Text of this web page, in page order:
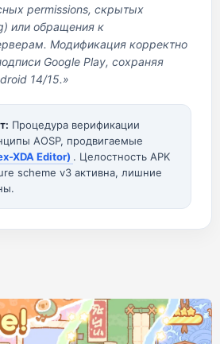
permissions, скрытых
или обращения к
Модификация корректно
Google Play, сохраняя
14/15.»
Процедура верификации
AOSP, продвигаемые
XDA Editor) . Целостность APK
scheme v3 активна, лишние